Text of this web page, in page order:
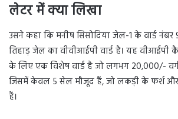
लेटर में क्या लिखा
उसने कहा कि मनीष सिसोदिया जेल-1 के वार्ड
तिहाड़ जेल का वीवीआईपी वार्ड है। यह वीआईपी
के लिए एक विशेष वार्ड है जो लगभग 20,000/-
जिसमें केवल 5 सेल मौजूद हैं, जो लकड़ी के फर्श
हैं।